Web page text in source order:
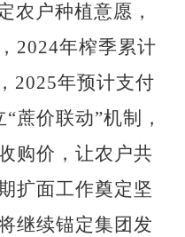
农户种植意愿，
2024年榨季累计
2025年预计支付
蔗价联动”机制，
购价，让农户共
扩面工作奠定坚
继续锚定集团发